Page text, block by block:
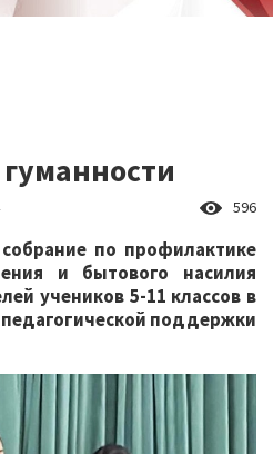
596
по профилактике
и бытового насилия
учеников 5-11 классов в
поддержки